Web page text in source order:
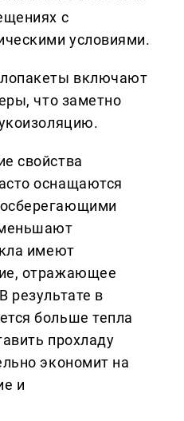
с
условиями.
включают
что заметно
свойства
оснащаются
имеют
отражающее
результате в
больше тепла
прохладу
экономит на
и